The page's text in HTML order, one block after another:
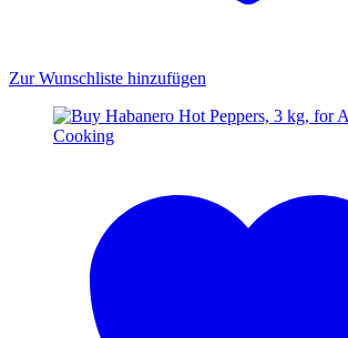
Zur Wunschliste hinzufügen